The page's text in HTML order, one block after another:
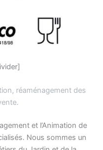
réaménagement des
.
et l’Animation de
Nous sommes un